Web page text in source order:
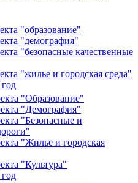
"образование"
"демография"
"безопасные качественные
"жилье и городская среда"
"Образование"
"Демография"
"Безопасные и
"Жилье и городская
"Культура"